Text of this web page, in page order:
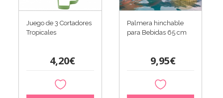
Juego de 3 Cortadores
Tropicales
4,20€
Palmera hinchable
para Bebidas 65 cm
9,95€